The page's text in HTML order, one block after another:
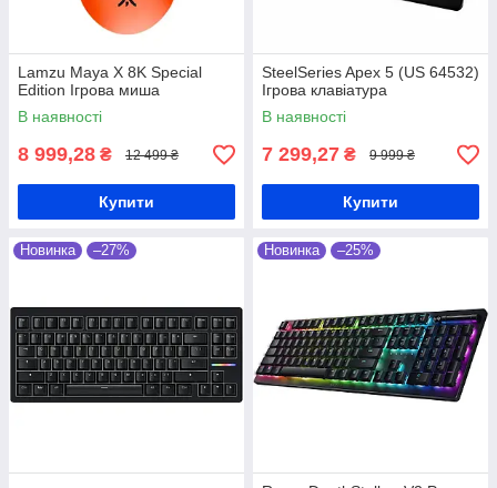
Lamzu Maya X 8K Special
Edition Ігрова миша
В наявності
8 999,28 ₴ 12 499 ₴
Купити
SteelSeries Apex 5 (US 64532)
Ігрова клавіатура
В наявності
7 299,27 ₴ 9 999 ₴
Купити
Новинка –27% Новинка –25%